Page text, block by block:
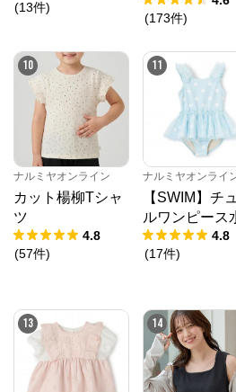
(13件)
(173件)
10
ナルミヤオンライン
カット楊柳Tシャ
ツ
4.8
(57件)
11
ナルミヤオンライ
【SWIM】チ
ルワンピース
4.8
(17件)
13 14